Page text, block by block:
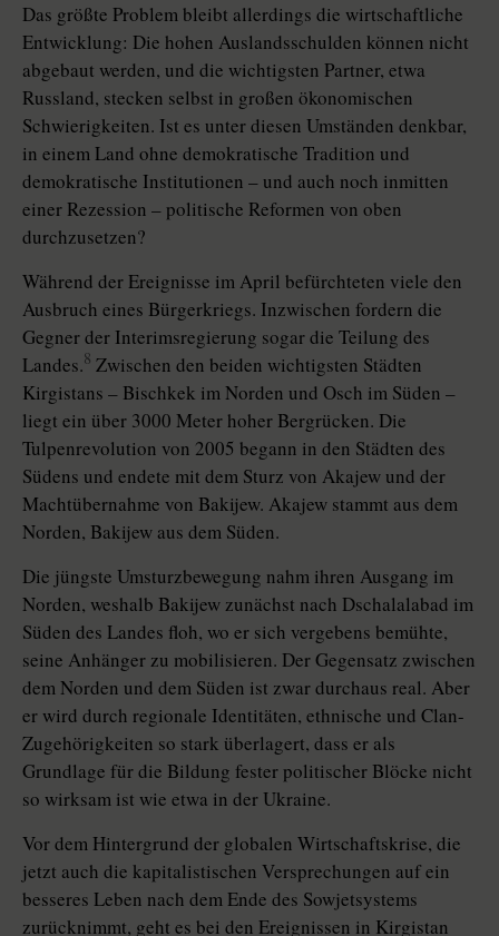
Das größte Problem bleibt allerdings die wirtschaftliche
Entwicklung: Die hohen Auslandsschulden können nicht
abgebaut werden, und die wichtigsten Partner, etwa
Russland, stecken selbst in großen ökonomischen
Schwierigkeiten. Ist es unter diesen Umständen denkbar,
in einem Land ohne demokratische Tradition und
demokratische Institutionen – und auch noch inmitten
einer Rezession – politische Reformen von oben
durchzusetzen?
Während der Ereignisse im April befürchteten viele den
Ausbruch eines Bürgerkriegs. Inzwischen fordern die
Gegner der Interimsregierung sogar die Teilung des
Landes.8 Zwischen den beiden wichtigsten Städten
Kirgistans – Bischkek im Norden und Osch im Süden –
liegt ein über 3000 Meter hoher Bergrücken. Die
Tulpenrevolution von 2005 begann in den Städten des
Südens und endete mit dem Sturz von Akajew und der
Machtübernahme von Bakijew. Akajew stammt aus dem
Norden, Bakijew aus dem Süden.
Die jüngste Umsturzbewegung nahm ihren Ausgang im
Norden, weshalb Bakijew zunächst nach Dschalalabad im
Süden des Landes floh, wo er sich vergebens bemühte,
seine Anhänger zu mobilisieren. Der Gegensatz zwischen
dem Norden und dem Süden ist zwar durchaus real. Aber
er wird durch regionale Identitäten, ethnische und Clan-
Zugehörigkeiten so stark überlagert, dass er als
Grundlage für die Bildung fester politischer Blöcke nicht
so wirksam ist wie etwa in der Ukraine.
Vor dem Hintergrund der globalen Wirtschaftskrise, die
jetzt auch die kapitalistischen Versprechungen auf ein
besseres Leben nach dem Ende des Sowjetsystems
zurücknimmt, geht es bei den Ereignissen in Kirgistan